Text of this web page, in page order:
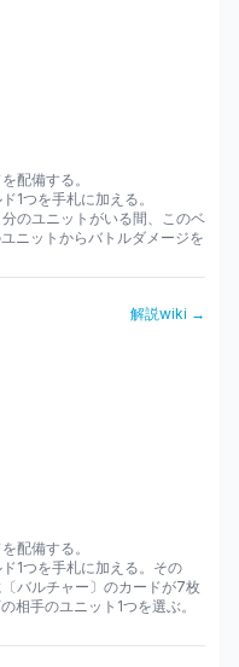
配備する。
1つを手札に加える。
のユニットがいる間、このベ
ニットからバトルダメージを
解説wiki →
配備する。
ド1つを手札に加える。その
バルチャー〕のカードが7枚
相手のユニット1つを選ぶ。